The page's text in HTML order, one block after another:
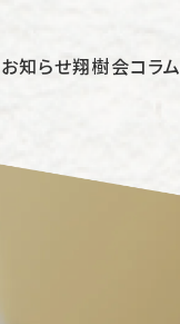
お知らせ翔樹会コラム